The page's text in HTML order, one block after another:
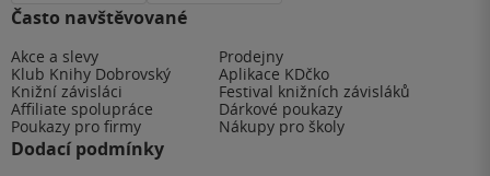
Často navštěvované
Akce a slevy
Prodejny
Klub Knihy Dobrovský
Aplikace KDčko
Knižní závisláci
Festival knižních závisláků
Affiliate spolupráce
Dárkové poukazy
Poukazy pro firmy
Nákupy pro školy
Dodací podmínky